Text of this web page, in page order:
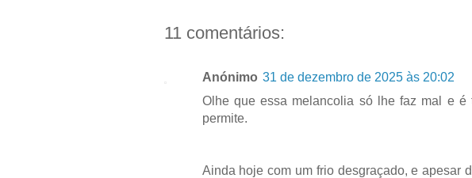
11 comentários:
Anónimo 31 de dezembro de 2025 às 20:02
Olhe que essa melancolia só lhe faz mal e é
permite.
Ainda hoje com um frio desgraçado, e apesar